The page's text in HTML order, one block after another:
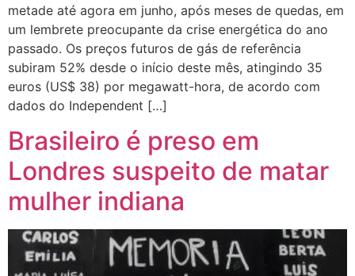
metade até agora em junho, após meses de quedas, em
um lembrete preocupante da crise energética do ano
passado. Os preços futuros de gás de referência
subiram 52% desde o início deste mês, atingindo 35
euros (US$ 38) por megawatt-hora, de acordo com
dados do Independent […]
Brasileiro é preso em
Londres suspeito de matar
mulher indiana